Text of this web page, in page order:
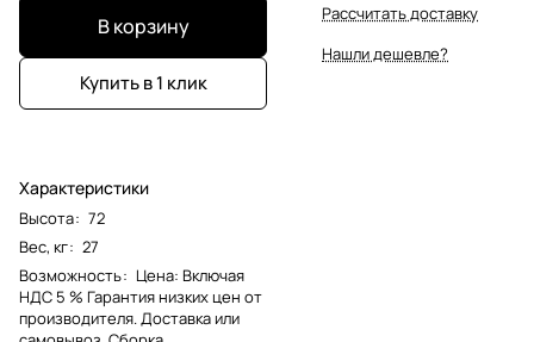
В корзину
Купить в 1 клик
Характеристики
Высота: 72
Вес, кг: 27
Возможность: Цена: Включая
НДС 5 % Гарантия низких цен от
производителя. Доставка или
Рассчитать доставку
Нашли дешевле?